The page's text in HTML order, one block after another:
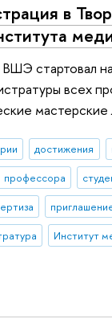
в
стартовал
всех
достижения
профессора
Институт